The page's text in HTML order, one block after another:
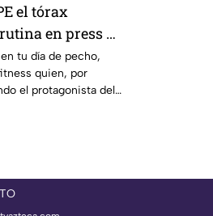
el tórax
en press de
tu día de pecho,
quien, por
el protagonista del